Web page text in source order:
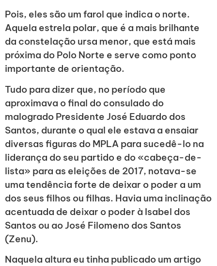
Pois, eles são um farol que indica o norte.
Aquela estrela polar, que é a mais brilhante
da constelação ursa menor, que está mais
próxima do Polo Norte e serve como ponto
importante de orientação.
Tudo para dizer que, no período que
aproximava o final do consulado do
malogrado Presidente José Eduardo dos
Santos, durante o qual ele estava a ensaiar
diversas figuras do MPLA para sucedê-lo na
liderança do seu partido e do «cabeça-de-
lista» para as eleições de 2017, notava-se
uma tendência forte de deixar o poder a um
dos seus filhos ou filhas. Havia uma inclinação
acentuada de deixar o poder à Isabel dos
Santos ou ao José Filomeno dos Santos
(Zenu).
Naquela altura eu tinha publicado um artigo